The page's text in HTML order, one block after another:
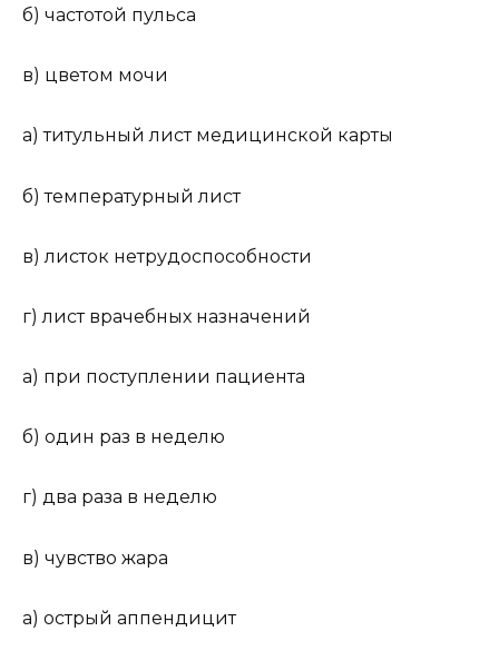
б) частотой пульса
в) цветом мочи
а) титульный лист медицинской карты
б) температурный лист
в) листок нетрудоспособности
г) лист врачебных назначений
а) при поступлении пациента
б) один раз в неделю
г) два раза в неделю
в) чувство жара
а) острый аппендицит